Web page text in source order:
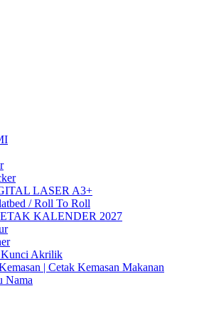
LASER A3+
/ Roll To Roll
KALENDER 2027
Kunci Akrilik
| Cetak Kemasan Makanan
Nama